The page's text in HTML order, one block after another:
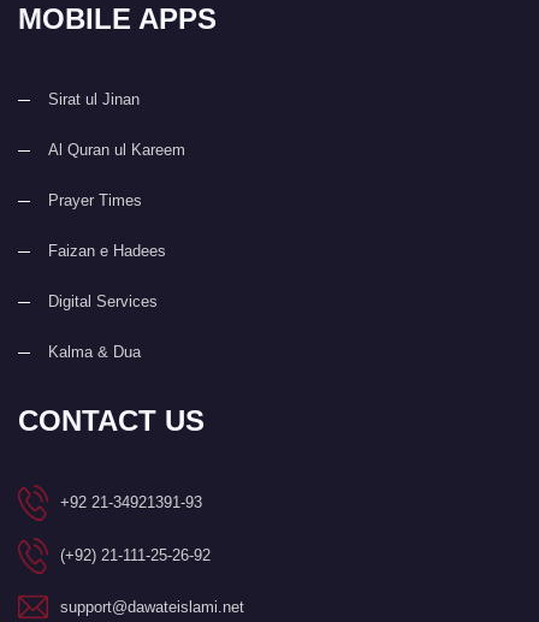
MOBILE APPS
Sirat ul Jinan
Al Quran ul Kareem
Prayer Times
Faizan e Hadees
Digital Services
Kalma & Dua
CONTACT US
+92 21-34921391-93
(+92) 21-111-25-26-92
support@dawateislami.net